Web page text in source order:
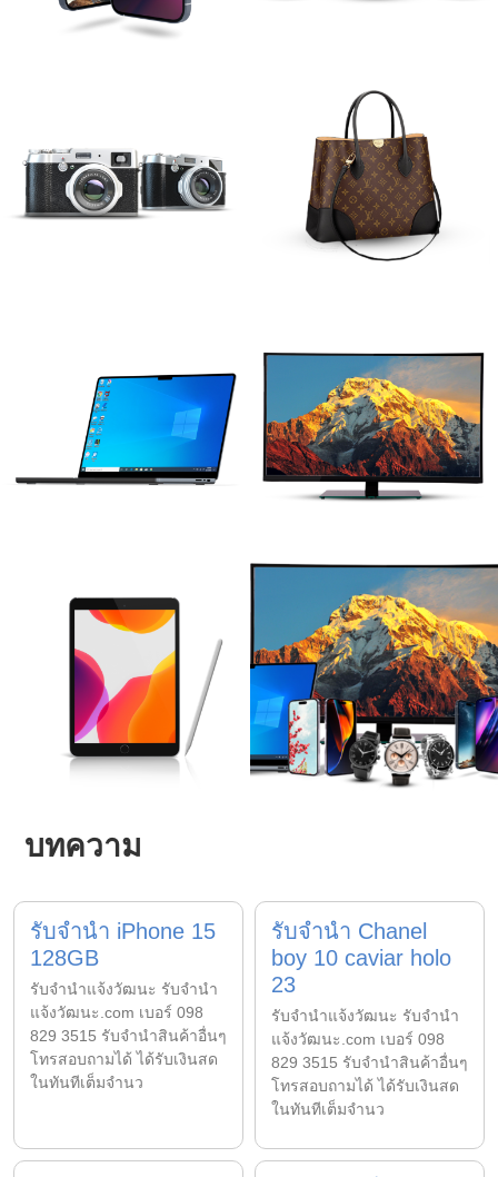
บทความ
รับจำนำ iPhone 15
128GB
รับจํานําแจ้งวัฒนะ รับจํานํา
แจ้งวัฒนะ.com เบอร์ 098
829 3515 รับจำนำสินค้าอื่นๆ
โทรสอบถามได้ ได้รับเงินสด
ในทันทีเต็มจำนว
รับจำนำ Chanel
boy 10 caviar holo
23
รับจํานําแจ้งวัฒนะ รับจํานํา
แจ้งวัฒนะ.com เบอร์ 098
829 3515 รับจำนำสินค้าอื่นๆ
โทรสอบถามได้ ได้รับเงินสด
ในทันทีเต็มจำนว